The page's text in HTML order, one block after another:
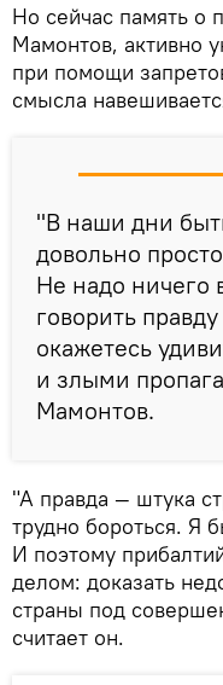
Но сейчас память о
Мамонтов, активно
при помощи
смысла
"В наши дни
довольно
Не надо ничего
говорить
окажетесь
и злыми
Мамонтов.
"А правда — штука
трудно бороться. Я
И поэтому
делом: доказать
страны под
считает он.